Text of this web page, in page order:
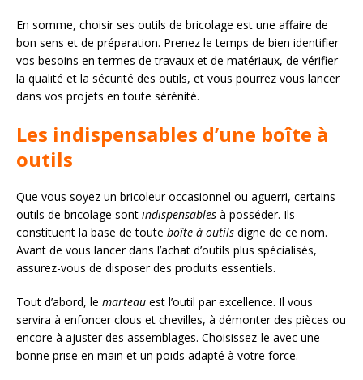
En somme, choisir ses outils de bricolage est une affaire de
bon sens et de préparation. Prenez le temps de bien identifier
vos besoins en termes de travaux et de matériaux, de vérifier
la qualité et la sécurité des outils, et vous pourrez vous lancer
dans vos projets en toute sérénité.
Les indispensables d’une boîte à
outils
Que vous soyez un bricoleur occasionnel ou aguerri, certains
outils de bricolage sont indispensables à posséder. Ils
constituent la base de toute boîte à outils digne de ce nom.
Avant de vous lancer dans l’achat d’outils plus spécialisés,
assurez-vous de disposer des produits essentiels.
Tout d’abord, le marteau est l’outil par excellence. Il vous
servira à enfoncer clous et chevilles, à démonter des pièces ou
encore à ajuster des assemblages. Choisissez-le avec une
bonne prise en main et un poids adapté à votre force.